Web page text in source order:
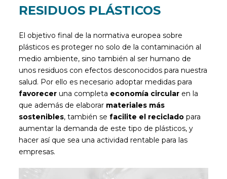
RESIDUOS PLÁSTICOS
El objetivo final de la normativa europea sobre
plásticos es proteger no solo de la contaminación al
medio ambiente, sino también al ser humano de
unos residuos con efectos desconocidos para nuestra
salud. Por ello es necesario adoptar medidas para
favorecer una completa economía circular en la
que además de elaborar materiales más
sostenibles, también sefacilite el reciclado para
aumentar la demanda de este tipo de plásticos, y
hacer así que sea una actividad rentable para las
empresas.